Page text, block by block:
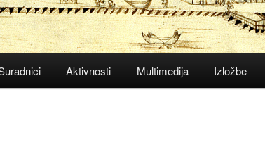
Aktivnosti Multimedija Izložbe